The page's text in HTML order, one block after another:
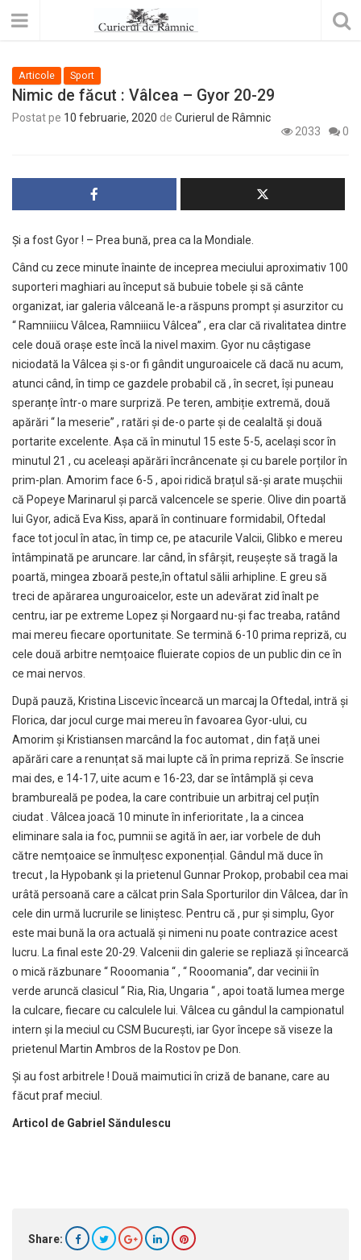
Articole Sport
Nimic de făcut : Vâlcea – Gyor 20-29
Postat pe 10 februarie, 2020 de Curierul de Râmnic
2033
0
Și a fost Gyor ! – Prea bună, prea ca la Mondiale.
Când cu zece minute înainte de inceprea meciului aproximativ 100
suporteri maghiari au început să bubuie tobele și să cânte
organizat, iar galeria vâlceană le-a răspuns prompt și asurzitor cu
“ Ramniiicu Vâlcea, Ramniiicu Vâlcea” , era clar că rivalitatea dintre
cele două orașe este încă la nivel maxim. Gyor nu câștigase
niciodată la Vâlcea și s-or fi gândit unguroaicele că dacă nu acum,
atunci când, în timp ce gazdele probabil că , în secret, își puneau
speranțe într-o mare surpriză. Pe teren, ambiție extremă, două
apărări “ la meserie” , ratări și de-o parte și de cealaltă și două
portarite excelente. Așa că în minutul 15 este 5-5, același scor în
minutul 21 , cu aceleași apărări încrâncenate și cu barele porților în
prim-plan. Amorim face 6-5 , apoi ridică brațul să-și arate mușchii
că Popeye Marinarul și parcă valcencele se sperie. Olive din poartă
lui Gyor, adică Eva Kiss, apară în continuare formidabil, Oftedal
face tot jocul în atac, în timp ce, pe atacurile Valcii, Glibko e mereu
întâmpinată pe aruncare. Iar când, în sfârșit, reușește să tragă la
poartă, mingea zboară peste,în oftatul sălii arhipline. E greu să
treci de apărarea unguroaicelor, este un adevărat zid înalt pe
centru, iar pe extreme Lopez și Norgaard nu-și fac treaba, ratând
mai mereu fiecare oportunitate. Se termină 6-10 prima repriză, cu
cele două arbitre nemțoaice fluierate copios de un public din ce în
ce mai nervos.
După pauză, Kristina Liscevic încearcă un marcaj la Oftedal, intră și
Florica, dar jocul curge mai mereu în favoarea Gyor-ului, cu
Amorim și Kristiansen marcând la foc automat , din față unei
apărări care a renunțat să mai lupte că în prima repriză. Se înscrie
mai des, e 14-17, uite acum e 16-23, dar se întâmplă și ceva
brambureală pe podea, la care contribuie un arbitraj cel puțîn
ciudat . Vâlcea joacă 10 minute în inferioritate , la a cincea
eliminare sala ia foc, pumnii se agită în aer, iar vorbele de duh
către nemțoaice se înmulțesc exponențial. Gândul mă duce în
trecut , la Hypobank și la prietenul Gunnar Prokop, probabil cea mai
urâtă persoană care a călcat prin Sala Sporturilor din Vâlcea, dar în
cele din urmă lucrurile se liniștesc. Pentru că , pur și simplu, Gyor
este mai bună la ora actuală și nimeni nu poate contrazice acest
lucru. La final este 20-29. Valcenii din galerie se repliază și încearcă
o mică răzbunare “ Rooomania “ , “ Rooomania”, dar vecinii în
verde aruncă clasicul “ Ria, Ria, Ungaria “ , apoi toată lumea merge
la culcare, fiecare cu calculele lui. Vâlcea cu gândul la campionatul
intern și la meciul cu CSM București, iar Gyor începe să viseze la
prietenul Martin Ambros de la Rostov pe Don.
Și au fost arbitrele ! Două maimutici în criză de banane, care au
făcut praf meciul.
Articol de Gabriel Săndulescu
Share: